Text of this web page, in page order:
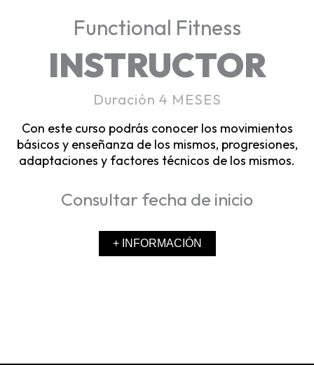
Functional Fitness
INSTRUCTOR
Duración 4 MESES
Con este curso podrás conocer los movimientos
básicos y enseñanza de los mismos, progresiones,
adaptaciones y factores técnicos de los mismos.
Consultar fecha de inicio
+ INFORMACIÓN